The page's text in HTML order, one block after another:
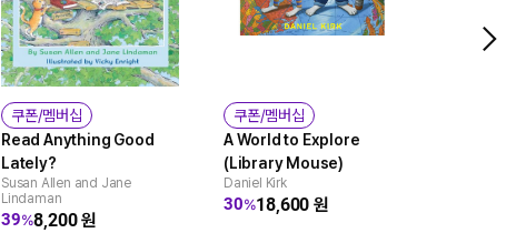
쿠폰/멤버십
Read Anything Good
Lately?
Susan Allen and Jane
Lindaman
39%8,200원
쿠폰/멤버십
A World to Explore
(Library Mouse)
Daniel Kirk
30%18,600원